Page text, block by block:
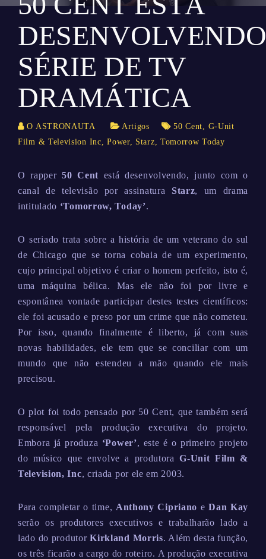
DESENVOLVENDO
SÉRIE DE TV
DRAMÁTICA
O ASTRONAUTA Artigos 50 Cent, G-Unit
Film & Television Inc,Power, Starz, Tomorrow Today
O rapper50 Cent está desenvolvendo, junto com o
canal de televisão por assinatura Starz, um drama
intitulado ‘Tomorrow, Today’.
O seriado trata sobre a história de um veterano do sul
de Chicago que se torna cobaia de um experimento,
cujo principal objetivo é criar o homem perfeito, isto é,
uma máquina bélica. Mas ele não foi por livre e
espontânea vontade participar destes testes científicos:
ele foi acusado e preso por um crime que não cometeu.
Por isso, quando finalmente é liberto, já com suas
novas habilidades, ele tem que se conciliar com um
mundo que não estendeu a mão quando ele mais
precisou.
O plot foi todo pensado por 50 Cent, que também será
responsável pela produção executiva do projeto.
Embora já produza ‘Power’, este é o primeiro projeto
do músico que envolve a produtoraG-Unit Film &
Television, Inc, criada por ele em 2003.
Para completar o time, Anthony Cipriano eDan Kay
serão os produtores executivos e trabalharão lado a
lado do produtorKirkland Morris. Além desta função,
os três ficarão a cargo do roteiro. A produção executiva